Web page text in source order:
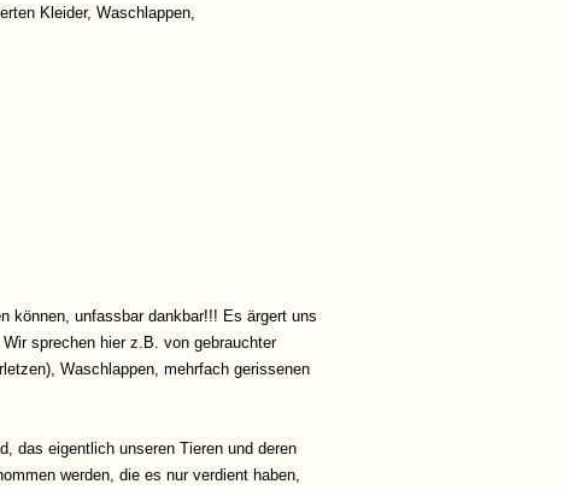
Kleider, Waschlappen,
können, unfassbar dankbar!!! Es ärgert uns
sprechen hier z.B. von gebrauchter
Waschlappen, mehrfach gerissenen
das eigentlich unseren Tieren und deren
werden, die es nur verdient haben,